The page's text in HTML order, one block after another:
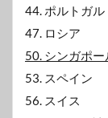
44. ポルトガル
47. ロシア
50. シンガポー
53. スペイン
56. スイス